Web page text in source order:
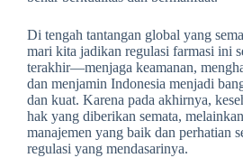
Di tengah tantangan global yang
mari kita jadikan regulasi farmasi ini
terakhir—menjaga keamanan,
dan menjamin Indonesia menjadi
dan kuat. Karena pada akhirnya,
hak yang diberikan semata,
manajemen yang baik dan perhatian
regulasi yang mendasarinya.